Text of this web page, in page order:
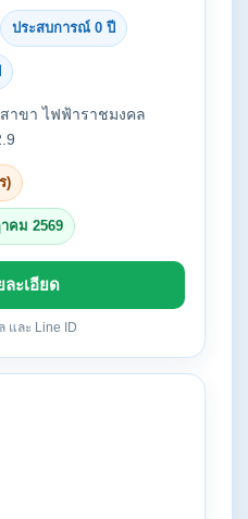
ประสบการณ์ 0 ปี
าขา ไฟฟ้าราชมงคล
)
คม 2569
ละเอียด
และ Line ID